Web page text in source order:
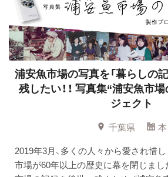
浦安魚市場の写真を「暮らしの
残したい！！ 写真集“浦安魚市
ジェクト
千葉県
本
2019年3月、多くの人々から愛され惜
市場が60年以上の歴史に幕を閉じまし